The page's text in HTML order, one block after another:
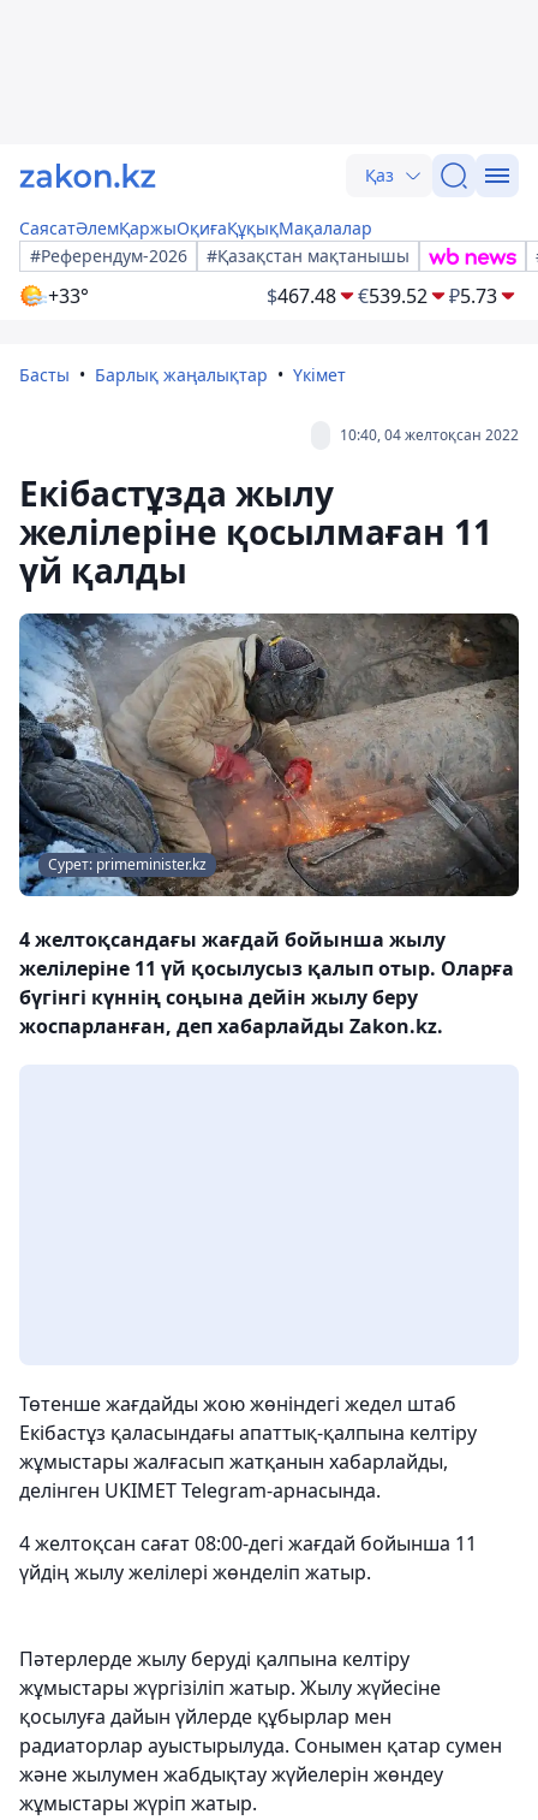
Қаз
СаясатӘлемҚаржыОқиғаҚұқықМақалалар
#Референдум-2026
#Қазақстан мақтанышы
+33° $467.48 €539.52 ₽5.73
Басты Барлық жаңалықтар Үкімет
10:40, 04 желтоқсан 2022
Екібастұзда жылу
желілеріне қосылмаған 11
үй қалды
Сурет: primeminister.kz
4 желтоқсандағы жағдай бойынша жылу
желілеріне 11 үй қосылусыз қалып отыр. Оларға
бүгінгі күннің соңына дейін жылу беру
жоспарланған, деп хабарлайды Zakon.kz.
Төтенше жағдайды жою жөніндегі жедел штаб
Екібастұз қаласындағы апаттық-қалпына келтіру
жұмыстары жалғасып жатқанын хабарлайды,
делінген UKIMET Telegram-арнасында.
4 желтоқсан сағат 08:00-дегі жағдай бойынша 11
үйдің жылу желілері жөнделіп жатыр.
Пәтерлерде жылу беруді қалпына келтіру
жұмыстары жүргізіліп жатыр. Жылу жүйесіне
қосылуға дайын үйлерде құбырлар мен
радиаторлар ауыстырылуда. Сонымен қатар сумен
және жылумен жабдықтау жүйелерін жөндеу
жұмыстары жүріп жатыр.